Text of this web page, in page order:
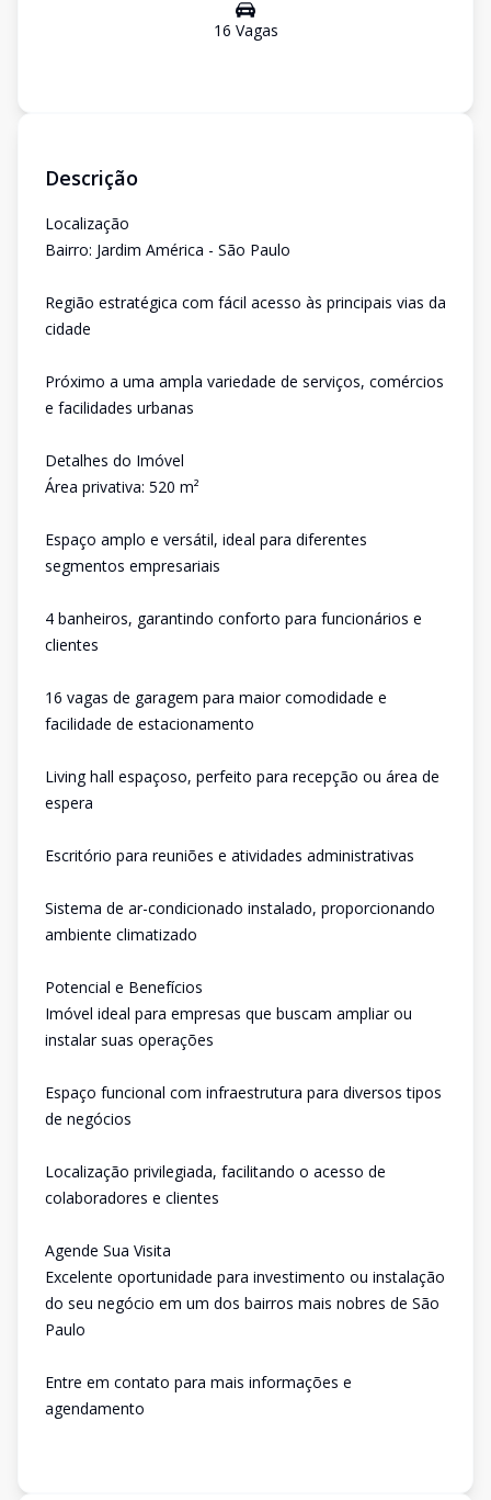
16 Vagas
Descrição
Localização
Bairro: Jardim América - São Paulo
Região estratégica com fácil acesso às principais vias da
cidade
Próximo a uma ampla variedade de serviços, comércios
e facilidades urbanas
Detalhes do Imóvel
Área privativa: 520 m²
Espaço amplo e versátil, ideal para diferentes
segmentos empresariais
4 banheiros, garantindo conforto para funcionários e
clientes
16 vagas de garagem para maior comodidade e
facilidade de estacionamento
Living hall espaçoso, perfeito para recepção ou área de
espera
Escritório para reuniões e atividades administrativas
Sistema de ar-condicionado instalado, proporcionando
ambiente climatizado
Potencial e Benefícios
Imóvel ideal para empresas que buscam ampliar ou
instalar suas operações
Espaço funcional com infraestrutura para diversos tipos
de negócios
Localização privilegiada, facilitando o acesso de
colaboradores e clientes
Agende Sua Visita
Excelente oportunidade para investimento ou instalação
do seu negócio em um dos bairros mais nobres de São
Paulo
Entre em contato para mais informações e
agendamento